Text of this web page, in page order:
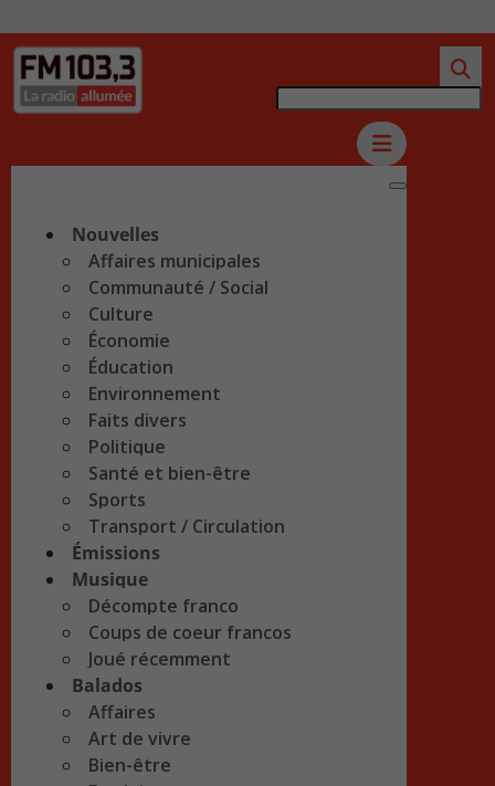
Nouvelles
Affaires municipales
Communauté / Social
Culture
Économie
Éducation
Environnement
Faits divers
Politique
Santé et bien-être
Sports
Transport / Circulation
Émissions
Musique
Décompte franco
Coups de coeur francos
Joué récemment
Balados
Affaires
Art de vivre
Bien-être